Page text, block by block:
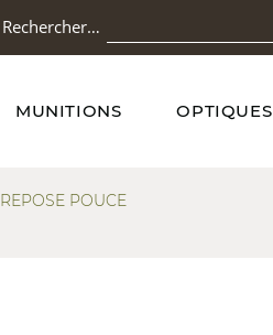
Rechercher…
MUNITIONS OPTIQUES
REPOSE POUCE